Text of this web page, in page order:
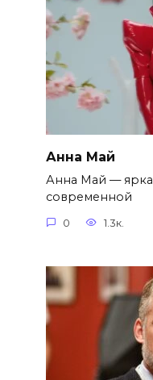
Анна Май
Анна Май —
современной
0 1.3к.